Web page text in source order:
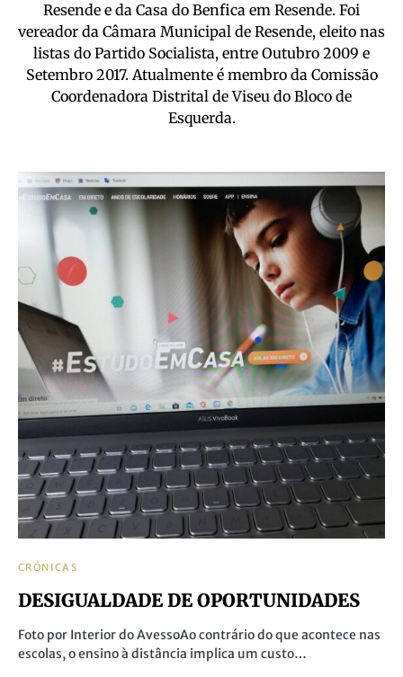
Resende e da Casa do Benfica em Resende. Foi
vereador da Câmara Municipal de Resende, eleito nas
listas do Partido Socialista, entre Outubro 2009 e
Setembro 2017. Atualmente é membro da Comissão
Coordenadora Distrital de Viseu do Bloco de
Esquerda.
CRÓNICAS
DESIGUALDADE DE OPORTUNIDADES
Foto por Interior do AvessoAo contrário do que acontece nas
escolas, o ensino à distância implica um custo…